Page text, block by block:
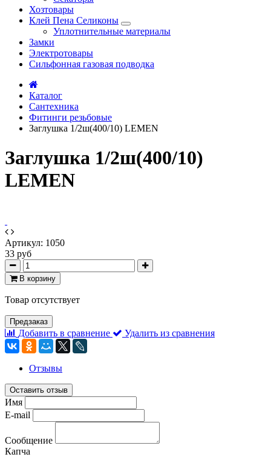
Хозтовары
Клей Пена Селиконы
Уплотнительные материалы
Замки
Электротовары
Сильфонная газовая подводка
Каталог
Сантехника
Фитинги резьбовые
Заглушка 1/2ш(400/10) LEMEN
Заглушка 1/2ш(400/10)
LEMEN
Артикул: 1050
33 руб
В корзину
Товар отсутствует
Предзаказ
Добавить в сравнение Удалить из сравнения
Отзывы
Оставить отзыв
Имя
E-mail
Сообщение
Капча